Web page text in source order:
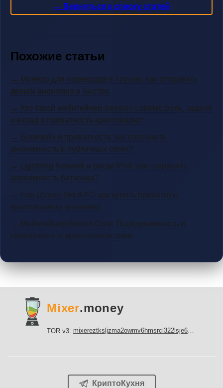
← Вернуться к списку статей
Похожие статьи
→ Монеро для переводов в Грузию: как отправить
деньги анонимно и быстро
→ Кто такой мейнтейнер Session Lokinet: роль, задачи
и вклад в приватность криптовалют
→ Блокчейн и приватность: как сохранить
анонимность в публичных сетях?
→ Lightning Network и риски IPv4: как сохранить
анонимность биткоина?
→ Firo (Zcoin) без KYC: как купить приватную
криптовалюту анонимно
→ Мейнтейнер Bitcoin Core: Псевдонимность и
приватность в криптоэкосистеме
Mixer.money
TOR v3: mixereztksljzma2owmv6hmsrci322lsje6m3svicoddk3xbgvhd2fid.onion
КриптоКухня